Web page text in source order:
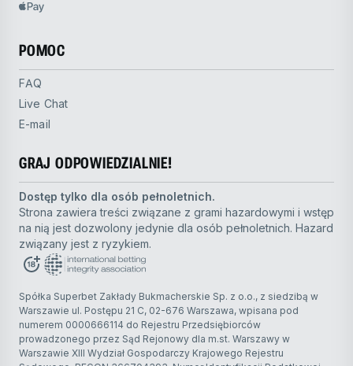
POMOC
FAQ
Live Chat
E-mail
GRAJ ODPOWIEDZIALNIE!
Dostęp tylko dla osób pełnoletnich.
Strona zawiera treści związane z grami hazardowymi i wstęp
na nią jest dozwolony jedynie dla osób pełnoletnich. Hazard
związany jest z ryzykiem.
Spółka Superbet Zakłady Bukmacherskie Sp. z o.o., z siedzibą w
Warszawie ul. Postępu 21 C, 02-676 Warszawa, wpisana pod
numerem 0000666114 do Rejestru Przedsiębiorców
prowadzonego przez Sąd Rejonowy dla m.st. Warszawy w
Warszawie XIII Wydział Gospodarczy Krajowego Rejestru